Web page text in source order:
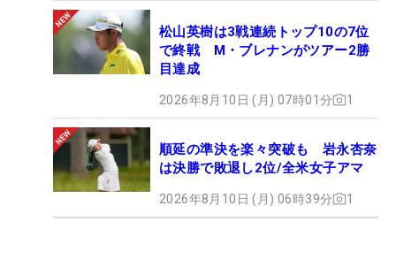
松山英樹は3戦連続トップ10の7位
で終戦 M・ブレナンがツアー2勝
目達成
2026年8月10日 (月) 07時01分 1
順延の準決を楽々突破も 岩永杏奈
は決勝で敗退し2位/全米女子アマ
2026年8月10日 (月) 06時39分 1